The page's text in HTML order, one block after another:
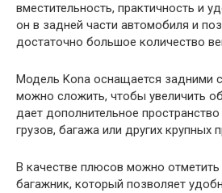
вместительность, практичность и
он в задней части автомобиля и
достаточно большое количество
Модель Kona оснащается задними
можно сложить, чтобы увеличить
дает дополнительное
грузов, багажа или других крупных
В качестве плюсов можно
багажник, который позволяет